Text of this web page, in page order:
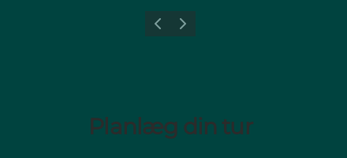
Forrige billede
Næste billede
Planlæg din tur